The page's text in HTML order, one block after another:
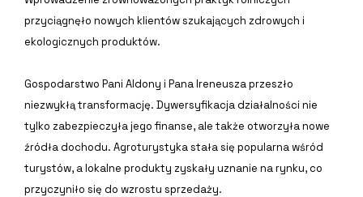
przyciągnęło nowych klientów szukających zdrowych i
ekologicznych produktów.
Gospodarstwo Pani Aldony i Pana Ireneusza przeszło
niezwykłą transformację. Dywersyfikacja działalności nie
tylko zabezpieczyła jego finanse, ale także otworzyła nowe
źródła dochodu. Agroturystyka stała się popularna wśród
turystów, a lokalne produkty zyskały uznanie na rynku, co
przyczyniło się do wzrostu sprzedaży.